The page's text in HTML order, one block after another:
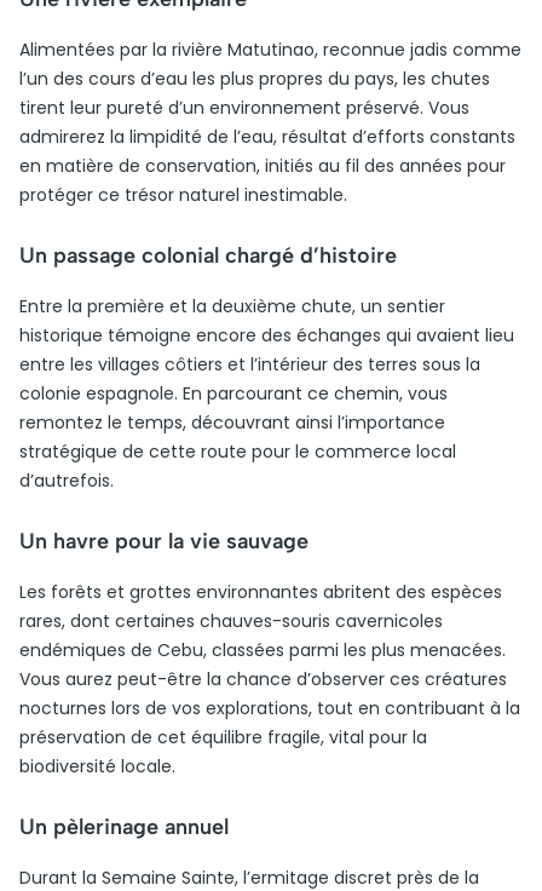
Alimentées par la rivière Matutinao, reconnue jadis comme
l’un des cours d’eau les plus propres du pays, les chutes
tirent leur pureté d’un environnement préservé. Vous
admirerez la limpidité de l’eau, résultat d’efforts constants
en matière de conservation, initiés au fil des années pour
protéger ce trésor naturel inestimable.
Un passage colonial chargé d’histoire
Entre la première et la deuxième chute, un sentier
historique témoigne encore des échanges qui avaient lieu
entre les villages côtiers et l’intérieur des terres sous la
colonie espagnole. En parcourant ce chemin, vous
remontez le temps, découvrant ainsi l’importance
stratégique de cette route pour le commerce local
d’autrefois.
Un havre pour la vie sauvage
Les forêts et grottes environnantes abritent des espèces
rares, dont certaines chauves-souris cavernicoles
endémiques de Cebu, classées parmi les plus menacées.
Vous aurez peut-être la chance d’observer ces créatures
nocturnes lors de vos explorations, tout en contribuant à la
préservation de cet équilibre fragile, vital pour la
biodiversité locale.
Un pèlerinage annuel
Durant la Semaine Sainte, l’ermitage discret près de la